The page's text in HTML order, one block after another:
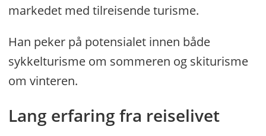
markedet med tilreisende turisme.
Han peker på potensialet innen både
sykkelturisme om sommeren og skiturisme
om vinteren.
Lang erfaring fra reiselivet